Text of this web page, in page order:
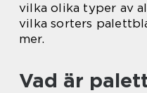
vilka olika typer av
vilka sorters
mer.
Vad är